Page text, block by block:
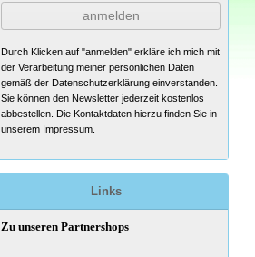
anmelden
Durch Klicken auf "anmelden" erkläre ich mich mit
der Verarbeitung meiner persönlichen Daten
gemäß der Datenschutzerklärung einverstanden.
Sie können den Newsletter jederzeit kostenlos
abbestellen. Die Kontaktdaten hierzu finden Sie in
unserem Impressum.
Links
Zu unseren Partnershops